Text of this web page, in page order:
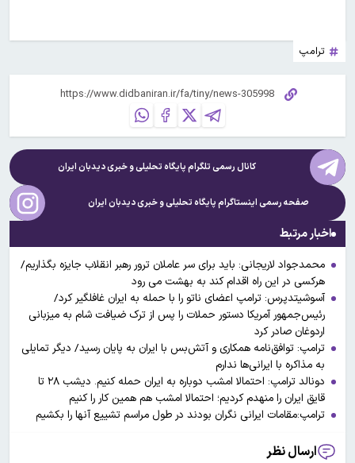
ترامپ
کانال رسمی تلگرام پایگاه تحلیلی و خبریدیدبان ایران
صفحه رسمی اینستاگرام پایگاه تحلیلی و خبریدیدبان ایران
اخبار مرتبط
محمدجواد لاریجانی: باید برای سر عاملان ترور رهبر انقلاب جایزه بگذاریم/
هرکسی در این راه اقدام کند به بهشت می رود
آسوشیتدپرس: ترامپ اعضای ناتو را با حمله به ایران غافلگیر کرد/
رئیس‌جمهور آمریکا دستور حملات را پس از ترک ضیافت شام به میزبانی
اردوغان صادر کرد
ترامپ: توافق‌نامه همکاری و آتش‌بس با ایران به پایان رسید/ دیگر تمایلی
به مذاکره با ایرانی‌ها ندارم
دونالد ترامپ: احتمالا امشب دوباره به ایران حمله کنیم. دیشب ۲۸ تا
قایق ایران را منهدم کردیم؛ احتمالا امشب هم همین کار را کنیم
ترامپ:مقامات ایرانی نگران بودند در طول مراسم تشییع آنها را بکشیم
ارسال نظر